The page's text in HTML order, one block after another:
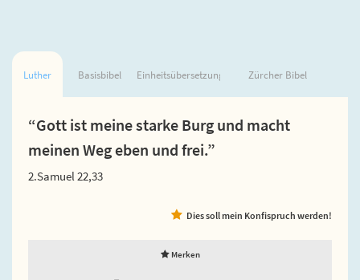
Luther Basisbibel Einheitsübersetzung Zürcher Bibel
“Gott ist meine starke Burg und macht
meinen Weg eben und frei.”
2.Samuel 22,33
Dies soll mein Konfispruch werden!
Merken